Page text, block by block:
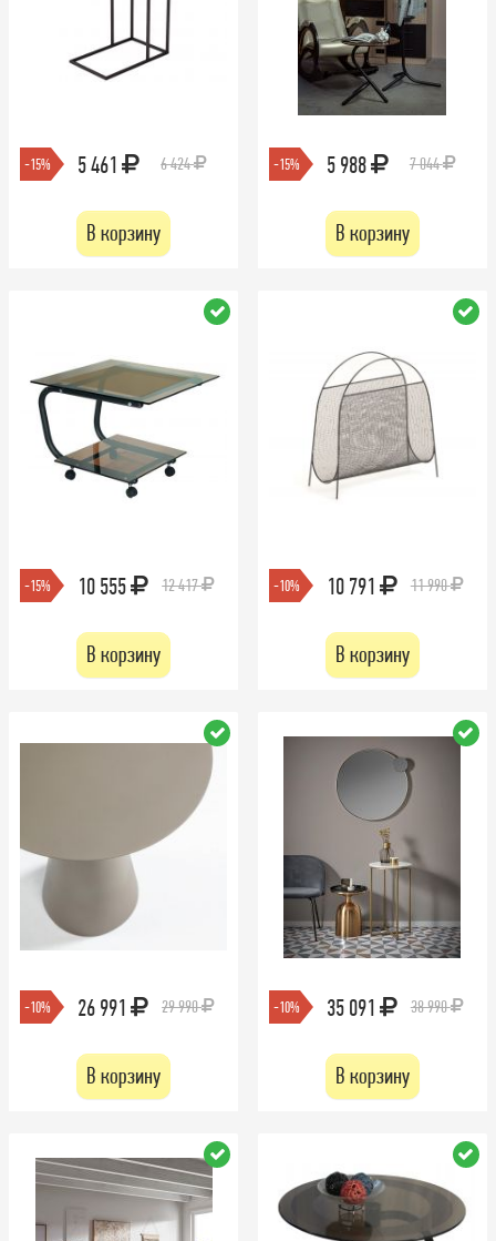
-15% 5 461 6 424
В корзину
-15% 5 988 7 044
В корзину
-15% 10 555 12 417
В корзину
-10% 10 791 11 990
В корзину
-10% 26 991 29 990
В корзину
-10% 35 091 38 990
В корзину